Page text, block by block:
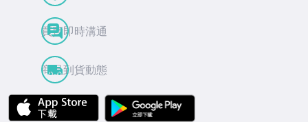
買賣即時溝通
商品到貨動態
APP Store